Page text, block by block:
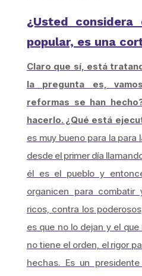
¿Usted
popular, es una
Claro que sí, está
la pregunta es,
reformas se han
hacerlo. ¿Qué está
es muy bueno para la para
desde el primer día
él es el pueblo y
organicen para
ricos, contra los
es que no lo dejan y el
no tiene el orden, el rigor
hechas. Es un